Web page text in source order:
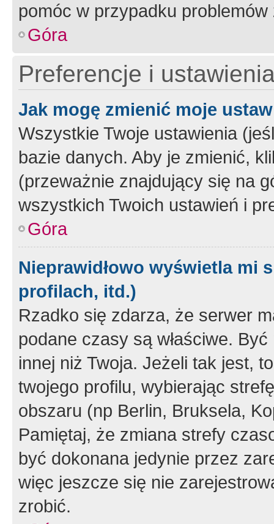
pomóc w przypadku
Góra
Preferencje i
Jak mogę zmienić moje
Wszystkie Twoje ustawienia
bazie danych. Aby je zmienić,
(przeważnie znajdujący się na
wszystkich Twoich ustawień i
Góra
Nieprawidłowo wyświetla mi
profilach, itd.)
Rzadko się zdarza, że serwer
podane czasy są właściwe.
innej niż Twoja. Jeżeli tak jest,
twojego profilu, wybierając
obszaru (np Berlin, Bruksela,
Pamiętaj, że zmiana strefy
być dokonana jedynie przez
więc jeszcze się nie
zrobić.